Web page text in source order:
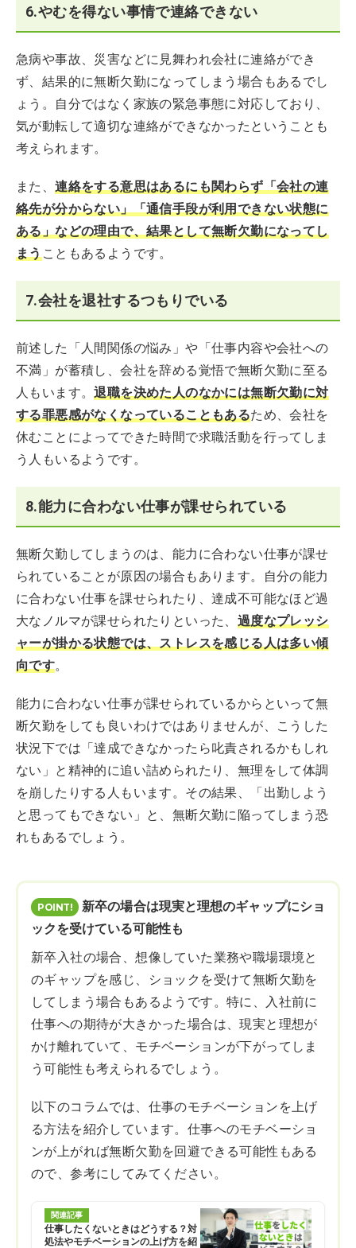
6.やむを得ない事情で連絡できない
急病や事故、災害などに見舞われ会社に連絡ができ
ず、結果的に無断欠勤になってしまう場合もあるでし
ょう。自分ではなく家族の緊急事態に対応しており、
気が動転して適切な連絡ができなかったということも
考えられます。
また、連絡をする意思はあるにも関わらず「会社の連
絡先が分からない」「通信手段が利用できない状態に
ある」などの理由で、結果として無断欠勤になってし
まうこともあるようです。
7.会社を退社するつもりでいる
前述した「人間関係の悩み」や「仕事内容や会社への
不満」が蓄積し、会社を辞める覚悟で無断欠勤に至る
人もいます。退職を決めた人のなかには無断欠勤に対
する罪悪感がなくなっていることもあるため、会社を
休むことによってできた時間で求職活動を行ってしま
う人もいるようです。
8.能力に合わない仕事が課せられている
無断欠勤してしまうのは、能力に合わない仕事が課せ
られていることが原因の場合もあります。自分の能力
に合わない仕事を課せられたり、達成不可能なほど過
大なノルマが課せられたりといった、 過度なプレッシ
ャーが掛かる状態では、ストレスを感じる人は多い傾
向です。
能力に合わない仕事が課せられているからといって無
断欠勤をしても良いわけではありませんが、こうした
状況下では「達成できなかったら叱責されるかもしれ
ない」と精神的に追い詰められたり、無理をして体調
を崩したりする人もいます。その結果、「出勤しよう
と思ってもできない」と、無断欠勤に陥ってしまう恐
れもあるでしょう。
新卒の場合は現実と理想のギャップにショ
ックを受けている可能性も
新卒入社の場合、想像していた業務や職場環境と
のギャップを感じ、ショックを受けて無断欠勤を
してしまう場合もあるようです。特に、入社前に
仕事への期待が大きかった場合は、現実と理想が
かけ離れていて、モチベーションが下がってしま
う可能性も考えられるでしょう。
以下のコラムでは、仕事のモチベーションを上げ
る方法を紹介しています。仕事へのモチベーショ
ンが上がれば無断欠勤を回避できる可能性もある
ので、参考にしてみてください。
関連記事
仕事したくないときはどうする？対
処法やモチベーションの上げ方を紹